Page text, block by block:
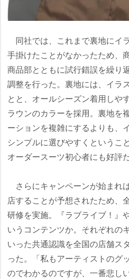
同社では、これまで裏地にイ
手掛けたことがなかったため、
商品部とともに試行錯誤を繰り
調整を行った。裏地には、イラ
とと、オールシーズン着用しや
ラウンのカラーを採用。裏地を
ーションを複雑にするよりも、
シンプルに選びやすくというこ
オーダースーツ初心者にも好評
さらにキャンペーンが始まれ
店することが予想されたため、
研修を実施。『ラブライブ！』
いうコンテンツか。それぞれの
いった共通認識を全国の店舗ス
った。「私もアーティストのグ
のでわかるのですが、一番悲し